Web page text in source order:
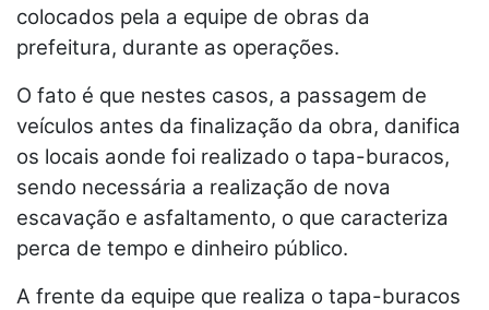
colocados pela a equipe de obras da
prefeitura, durante as operações.
O fato é que nestes casos, a passagem de
veículos antes da finalização da obra, danifica
os locais aonde foi realizado o tapa-buracos,
sendo necessária a realização de nova
escavação e asfaltamento, o que caracteriza
perca de tempo e dinheiro público.
A frente da equipe que realiza o tapa-buracos